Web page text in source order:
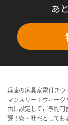
あ
兵庫の家具家電付きウ
マンスリー＋ウィー
由に設定してご予約
評！寮・社宅として